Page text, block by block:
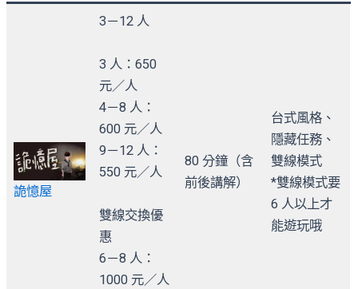
詭憶屋
3－12 人
3 人：650
元／人
4－8 人：
600 元／人
9－12 人：
550 元／人
雙線交換優
惠
6－8 人：
1000 元／人
80 分鐘（含
前後講解）
台式風格、
隱藏任務、
雙線模式
*雙線模式要
6 人以上才
能遊玩哦